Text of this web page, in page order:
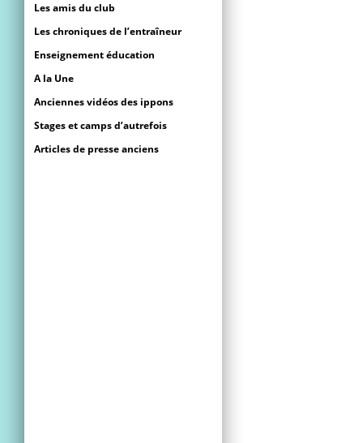
Les amis du club
Les chroniques de l’entraîneur
Enseignement éducation
A la Une
Anciennes vidéos des ippons
Stages et camps d’autrefois
Articles de presse anciens